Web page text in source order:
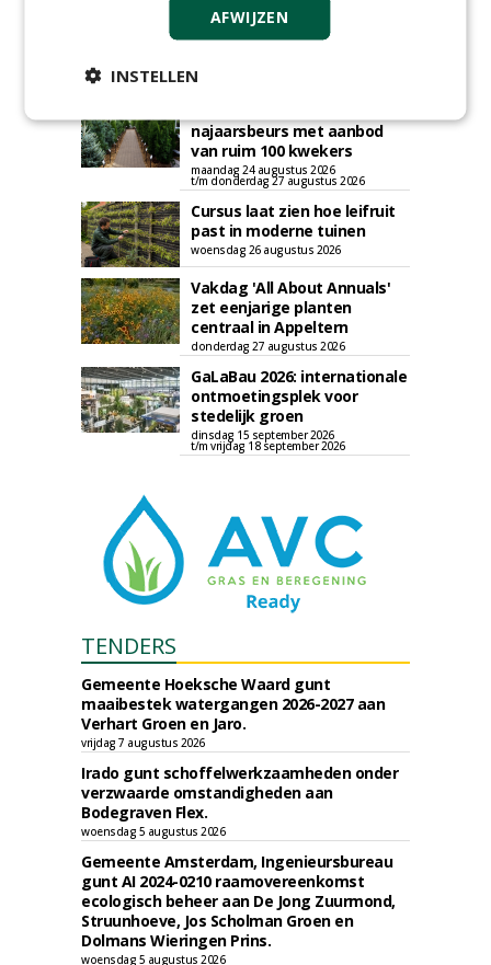
Roadshow over
GreentoColour en Heem in
woensdag 12 augustus 2026
najaarsbeurs met aanbod
van ruim 100 kwekers
maandag 24 augustus 2026
t/m donderdag 27 augustus 2026
Cursus laat zien hoe leifruit
past in moderne tuinen
woensdag 26 augustus 2026
Vakdag 'All About Annuals'
zet eenjarige planten
centraal in Appeltern
donderdag 27 augustus 2026
GaLaBau 2026: internationale
ontmoetingsplek voor
stedelijk groen
dinsdag 15 september 2026
t/m vrijdag 18 september 2026
TENDERS
Gemeente Hoeksche Waard gunt
maaibestek watergangen 2026-2027 aan
Verhart Groen en Jaro.
vrijdag 7 augustus 2026
Irado gunt schoffelwerkzaamheden onder
verzwaarde omstandigheden aan
Bodegraven Flex.
woensdag 5 augustus 2026
Gemeente Amsterdam, Ingenieursbureau
gunt AI 2024-0210 raamovereenkomst
ecologisch beheer aan De Jong Zuurmond,
Struunhoeve, Jos Scholman Groen en
Dolmans Wieringen Prins.
woensdag 5 augustus 2026
AFWIJZEN
INSTELLEN